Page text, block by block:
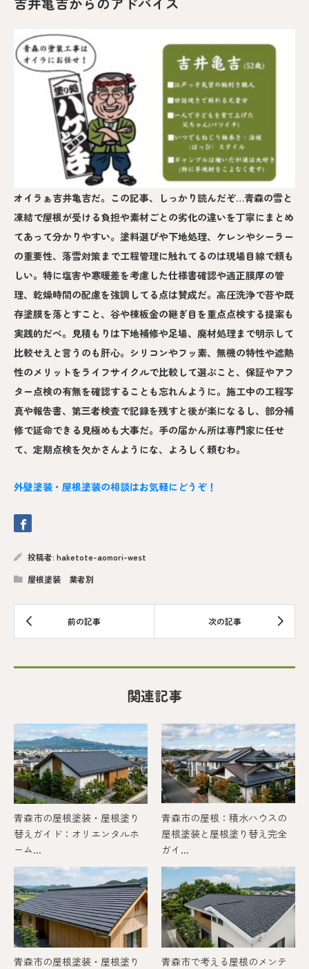
オイラぁ吉井亀吉だ。この記事、しっかり読んだぞ…青森の雪と
凍結で屋根が受ける負担や素材ごとの劣化の違いを丁寧にまとめ
てあって分かりやすい。塗料選びや下地処理、ケレンやシーラー
の重要性、落雪対策まで工程管理に触れてるのは現場目線で頼も
しい。特に塩害や寒暖差を考慮した仕様書確認や適正膜厚の管
理、乾燥時間の配慮を強調してる点は賛成だ。高圧洗浄で苔や既
存塗膜を落とすこと、谷や棟板金の継ぎ目を重点点検する提案も
実践的だべ。見積もりは下地補修や足場、廃材処理まで明示して
比較せえと言うのも肝心。シリコンやフッ素、無機の特性や遮熱
性のメリットをライフサイクルで比較して選ぶこと、保証やアフ
ター点検の有無を確認することも忘れんように。施工中の工程写
真や報告書、第三者検査で記録を残すと後が楽になるし、部分補
修で延命できる見極めも大事だ。手の届かん所は専門家に任せ
て、定期点検を欠かさんようにな、よろしく頼むわ。
外壁塗装・屋根塗装の相談はお気軽にどうぞ！
投稿者: haketote-aomori-west
屋根塗装 業者別
関連記事
青森市の屋根塗装・屋根塗り
替えガイド：オリエンタルホ
ーム...
青森市の屋根：積水ハウスの
屋根塗装と屋根塗り替え完全
ガイ...
青森市の屋根塗装・屋根塗り
青森市で考える屋根のメンテ